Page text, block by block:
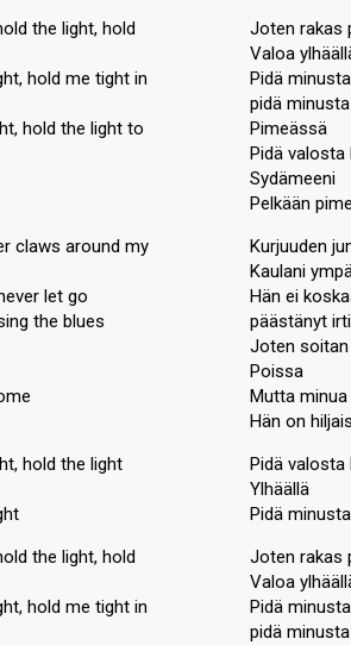
the light, hold
hold me tight in
hold the light to
claws around my
let go
the blues
hold the light
the light, hold
hold me tight in
Joten rakas
Valoa
Pidä
pidä
Pimeässä
Pidä valosta
Sydämeeni
Pelkään
Kurjuuden
Kaulani
Hän ei
päästänyt irti
Joten
Poissa
Mutta
Hän on
Pidä valosta
Ylhäällä
Pidä
Joten rakas
Valoa
Pidä
pidä